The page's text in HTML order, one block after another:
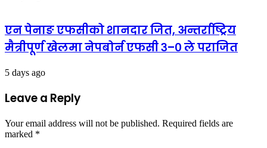
एन पेनाङ एफसीको शानदार जित, अन्तर्राष्ट्रिय
मैत्रीपूर्ण खेलमा नेपबोर्न एफसी ३–० ले पराजित
5 days ago
Leave a Reply
Your email address will not be published. Required fields are
marked *